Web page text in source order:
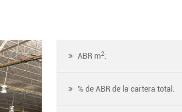
ABR m2:
% de ABR de la cartera total: